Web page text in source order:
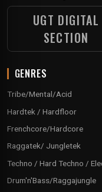
UGT DIGITAL
SECTION
GENRES
Tribe/Mental/Acid
Hardtek / Hardfloor
Frenchcore/Hardcore
Raggatek/ Jungletek
Techno / Hard Techno /
Drum'n'Bass/Raggajungle